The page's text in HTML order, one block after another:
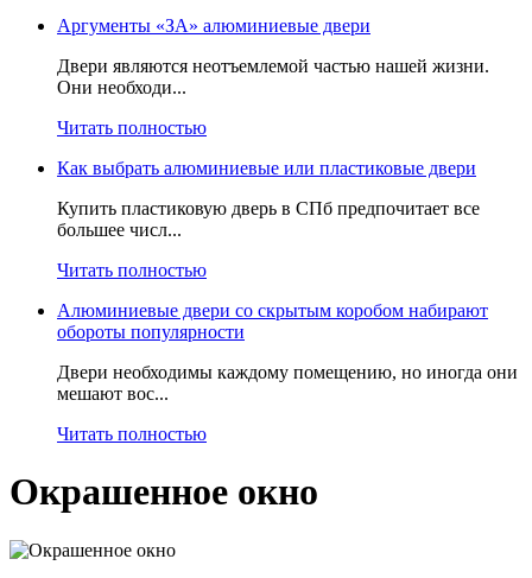
Аргументы «ЗА» алюминиевые двери
Двери являются неотъемлемой частью нашей жизни.
Они необходи...
Читать полностью
Как выбрать алюминиевые или пластиковые двери
Купить пластиковую дверь в СПб предпочитает все
большее числ...
Читать полностью
Алюминиевые двери со скрытым коробом набирают
обороты популярности
Двери необходимы каждому помещению, но иногда они
мешают вос...
Читать полностью
Окрашенное окно